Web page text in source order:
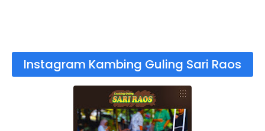
Instagram Kambing Guling Sari Raos